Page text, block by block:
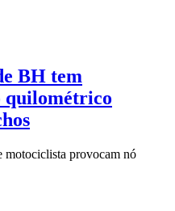
BH tem
quilométrico
motociclista provocam nó